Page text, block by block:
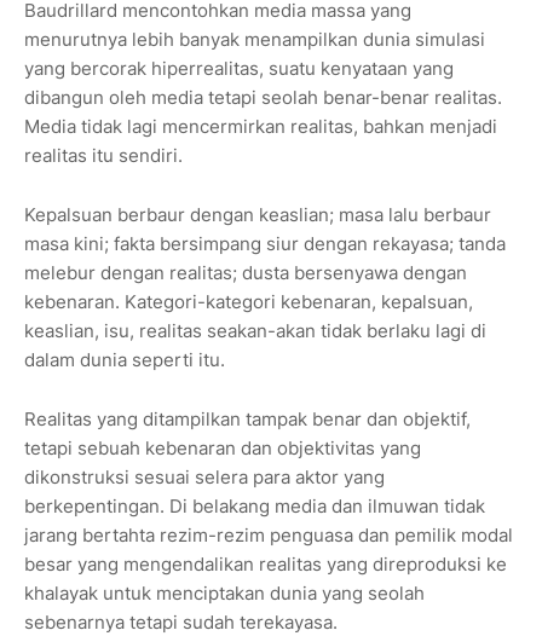
Baudrillard mencontohkan media massa yang
menurutnya lebih banyak menampilkan dunia simulasi
yang bercorak hiperrealitas, suatu kenyataan yang
dibangun oleh media tetapi seolah benar-benar realitas.
Media tidak lagi mencermirkan realitas, bahkan menjadi
realitas itu sendiri.
Kepalsuan berbaur dengan keaslian; masa lalu berbaur
masa kini; fakta bersimpang siur dengan rekayasa; tanda
melebur dengan realitas; dusta bersenyawa dengan
kebenaran. Kategori-kategori kebenaran, kepalsuan,
keaslian, isu, realitas seakan-akan tidak berlaku lagi di
dalam dunia seperti itu.
Realitas yang ditampilkan tampak benar dan objektif,
tetapi sebuah kebenaran dan objektivitas yang
dikonstruksi sesuai selera para aktor yang
berkepentingan. Di belakang media dan ilmuwan tidak
jarang bertahta rezim-rezim penguasa dan pemilik modal
besar yang mengendalikan realitas yang direproduksi ke
khalayak untuk menciptakan dunia yang seolah
sebenarnya tetapi sudah terekayasa.